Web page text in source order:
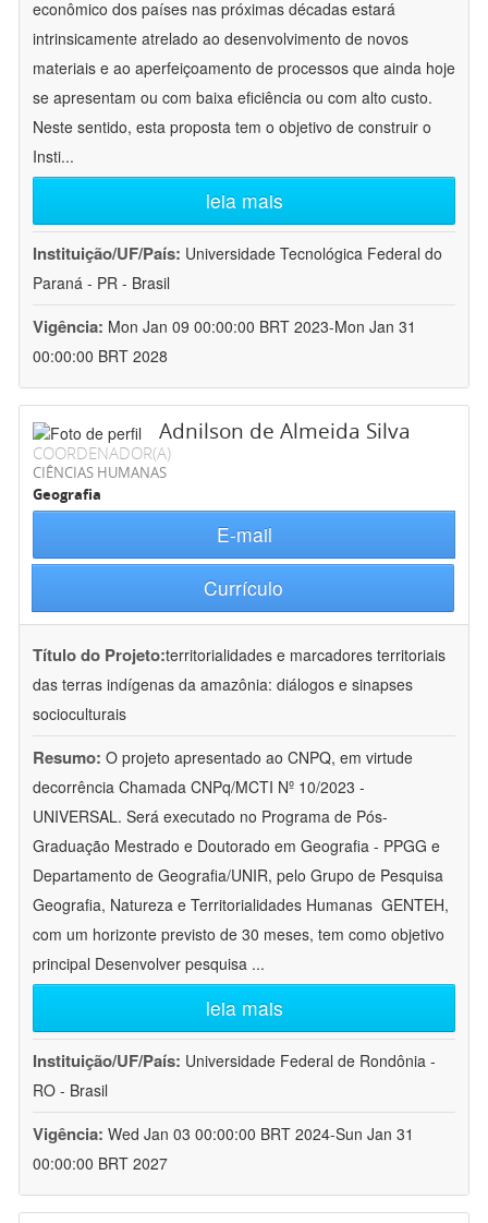
econômico dos países nas próximas décadas estará
intrinsicamente atrelado ao desenvolvimento de novos
materiais e ao aperfeiçoamento de processos que ainda hoje
se apresentam ou com baixa eficiência ou com alto custo.
Neste sentido, esta proposta tem o objetivo de construir o
Insti...
leia mais
Instituição/UF/País: Universidade Tecnológica Federal do
Paraná - PR - Brasil
Vigência: Mon Jan 09 00:00:00 BRT 2023-Mon Jan 31
00:00:00 BRT 2028
Adnilson de Almeida Silva
COORDENADOR(A)
CIÊNCIAS HUMANAS
Geografia
E-mail
Currículo
Título do Projeto:territorialidades e marcadores territoriais
das terras indígenas da amazônia: diálogos e sinapses
socioculturais
Resumo: O projeto apresentado ao CNPQ, em virtude
decorrência Chamada CNPq/MCTI Nº 10/2023 -
UNIVERSAL. Será executado no Programa de Pós-
Graduação Mestrado e Doutorado em Geografia - PPGG e
Departamento de Geografia/UNIR, pelo Grupo de Pesquisa
Geografia, Natureza e Territorialidades Humanas  GENTEH,
com um horizonte previsto de 30 meses, tem como objetivo
principal Desenvolver pesquisa ...
leia mais
Instituição/UF/País: Universidade Federal de Rondônia -
RO - Brasil
Vigência: Wed Jan 03 00:00:00 BRT 2024-Sun Jan 31
00:00:00 BRT 2027